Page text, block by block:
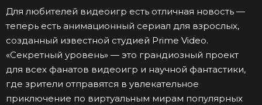
Для любителей видеоигр есть отличная новость —
теперь есть анимационный сериал для взрослых,
созданный известной студией Prime Video.
«Секретный уровень» — это грандиозный проект
для всех фанатов видеоигр и научной фантастики,
где зрители отправятся в увлекательное
приключение по виртуальным мирам популярных